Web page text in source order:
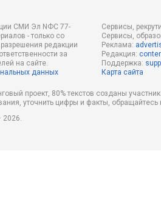
СМИ Эл NФС 77-
- только со
разрешения редакции
за
на сайте.
данных
Сервисы,
Сервисы,
Реклама:
Редакция:
Поддержка:
Карта сайта
проект, 80% текстов созданы
уточнить цифры и факты,
2026.